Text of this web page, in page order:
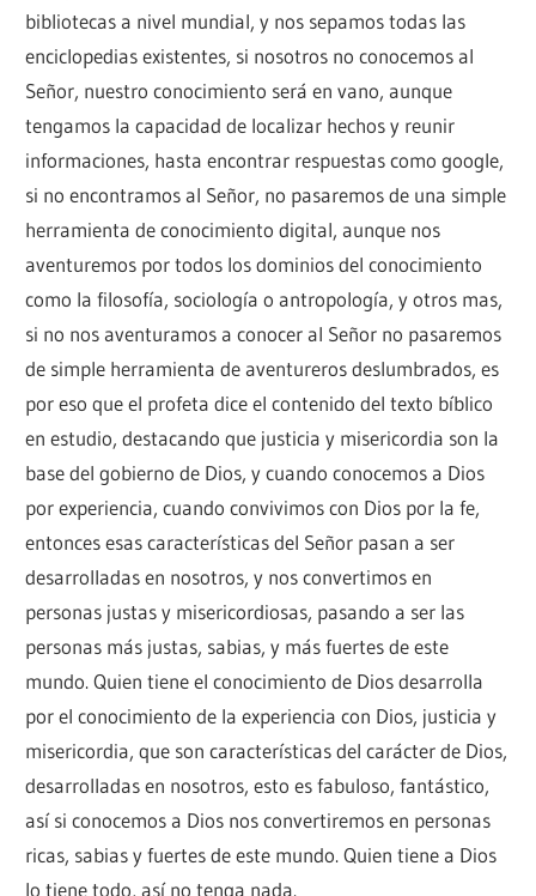
bibliotecas a nivel mundial, y nos sepamos todas las
enciclopedias existentes, si nosotros no conocemos al
Señor, nuestro conocimiento será en vano, aunque
tengamos la capacidad de localizar hechos y reunir
informaciones, hasta encontrar respuestas como google,
si no encontramos al Señor, no pasaremos de una simple
herramienta de conocimiento digital, aunque nos
aventuremos por todos los dominios del conocimiento
como la filosofía, sociología o antropología, y otros mas,
si no nos aventuramos a conocer al Señor no pasaremos
de simple herramienta de aventureros deslumbrados, es
por eso que el profeta dice el contenido del texto bíblico
en estudio, destacando que justicia y misericordia son la
base del gobierno de Dios, y cuando conocemos a Dios
por experiencia, cuando convivimos con Dios por la fe,
entonces esas características del Señor pasan a ser
desarrolladas en nosotros, y nos convertimos en
personas justas y misericordiosas, pasando a ser las
personas más justas, sabias, y más fuertes de este
mundo. Quien tiene el conocimiento de Dios desarrolla
por el conocimiento de la experiencia con Dios, justicia y
misericordia, que son características del carácter de Dios,
desarrolladas en nosotros, esto es fabuloso, fantástico,
así si conocemos a Dios nos convertiremos en personas
ricas, sabias y fuertes de este mundo. Quien tiene a Dios
lo tiene todo, así no tenga nada.